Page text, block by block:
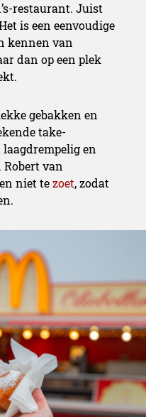
restaurant. Juist
is een eenvoudige
kennen van
dan op een plek
gebakken en
take-
en
Robert van
niet tezoet, zodat